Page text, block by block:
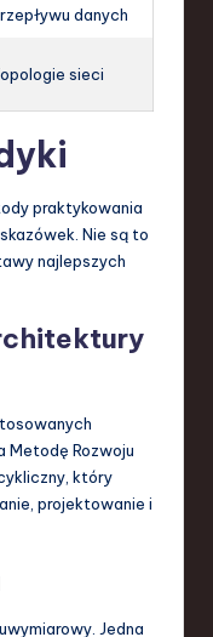
danych
sieci
praktykowania
Nie są to
najlepszych
Metodę Rozwoju
który
projektowanie i
Jedna